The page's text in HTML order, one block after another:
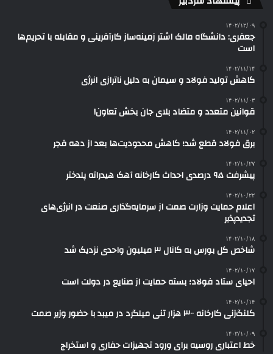
۱۴۰۲/۱۲/۰۹
جعفری: دانشگاه مالک اشتر زمینه‌ساز کارآفرینی و مقابله با تحریم‌ها
است
۱۴۰۲/۱۱/۱۴
کاهش تولید فولاد و سیمان به دلیل ناترازی انرژی
۱۴۰۲/۱۱/۰۳
قوانین متعدد و متضاد بلای جان بخش تعاون!
۱۴۰۲/۱۱/۰۲
برق فولاد قطع شد؛ کاهش محدودیت‌ها بعد از دهه فجر
۱۴۰۲/۱۰/۲۷
پیشرفت ۹۵ درصدی احداث کارخانه آهک هیدراته پلدختر
۱۴۰۲/۱۰/۲۲
اعلام حمایت وزارت صمت از سرمایه‌گذاری صنعت در انرژی‌های
تجدیدپذیر
۱۴۰۲/۱۰/۱۸
شاخص کل بورس به کانال ۳ میلیون واحدی نزدیک شد
۱۴۰۲/۱۰/۱۷
احیای ستاد فولاد؛ بسته حمایت از صنایع در دولت است
۱۴۰۲/۱۰/۱۴
کلنگ‌زنی کارخانه ۳۰۰ هزار تنی میلگرد در میبد با حضور وزیر صمت
۱۴۰۳/۱۰/۰۹
خط اعتباری روسیه برای ورود تجهیزات حفاری و استخراج